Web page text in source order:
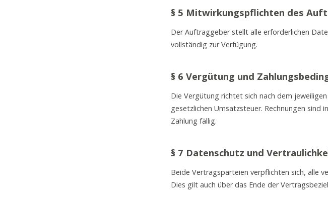
§ 5 Mitwirkungspflichten des
Der Auftraggeber stellt alle erforderlichen
vollständig zur Verfügung.
§ 6 Vergütung und
Die Vergütung richtet sich nach dem
gesetzlichen Umsatzsteuer. Rechnungen sind
Zahlung fällig.
§ 7 Datenschutz und
Beide Vertragsparteien verpflichten sich, alle
Dies gilt auch über das Ende der